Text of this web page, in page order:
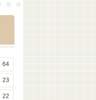
64
23
22